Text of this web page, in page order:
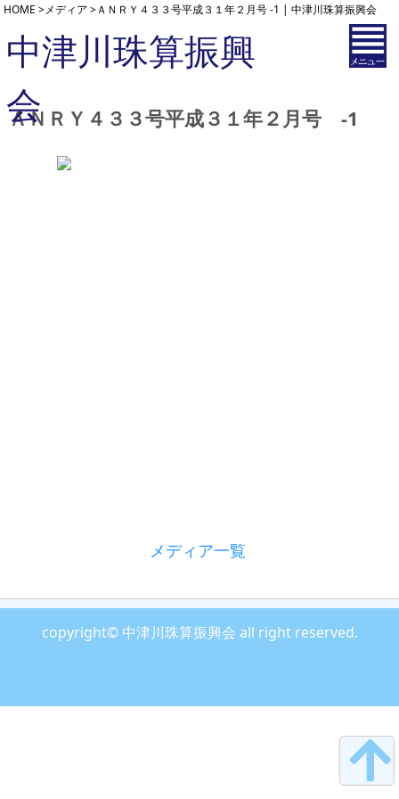
HOME >メディア >ＡＮＲＹ４３３号平成３１年２月号 -1 | 中津川珠算振興会
中津川珠算振興
会
ＡＮＲＹ４３３号平成３１年２月号 -1
メディア一覧
copyright© 中津川珠算振興会 all right reserved.